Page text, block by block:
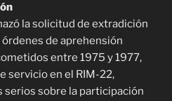
la solicitud de extradición
órdenes de aprehensión
entre 1975 y 1977,
servicio en el RIM-22,
serios sobre la participación